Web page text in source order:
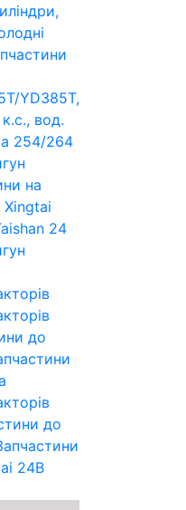
YD385T,
вод.
254/264
на
24
до
до
24B